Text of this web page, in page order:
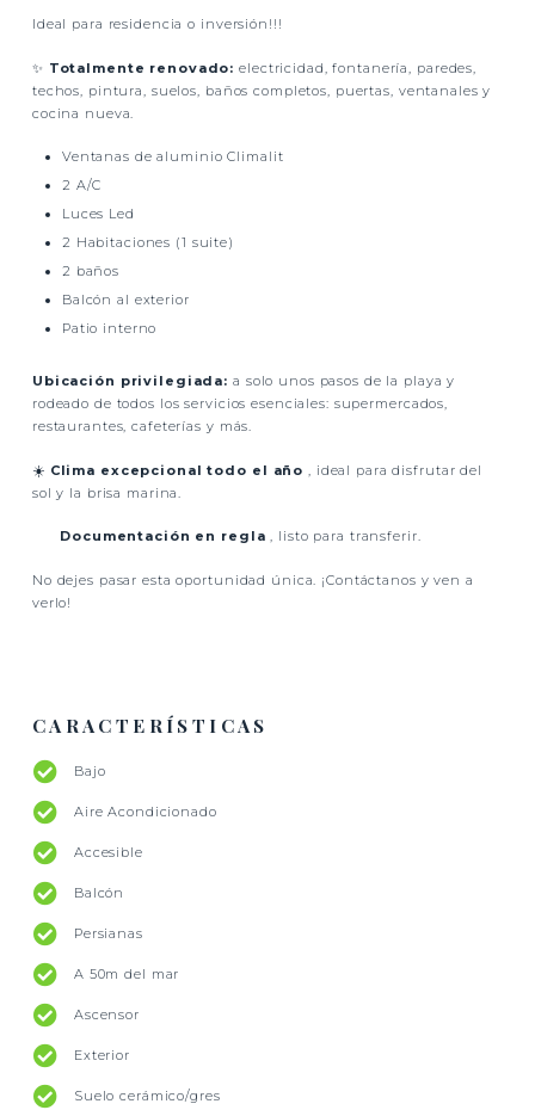
Ideal para residencia o inversión!!!
✨ Totalmente renovado: electricidad, fontanería, paredes,
techos, pintura, suelos, baños completos, puertas, ventanales y
cocina nueva.
Ventanas de aluminio Climalit
2 A/C
Luces Led
2 Habitaciones (1 suite)
2 baños
Balcón al exterior
Patio interno
Ubicación privilegiada: a solo unos pasos de la playa y
rodeado de todos los servicios esenciales: supermercados,
restaurantes, cafeterías y más.
☀️ Clima excepcional todo el año , ideal para disfrutar del
sol y la brisa marina.
Documentación en regla , listo para transferir.
No dejes pasar esta oportunidad única. ¡Contáctanos y ven a
verlo!
CARACTERÍSTICAS
Bajo
Aire Acondicionado
Accesible
Balcón
Persianas
A 50m del mar
Ascensor
Exterior
Suelo cerámico/gres